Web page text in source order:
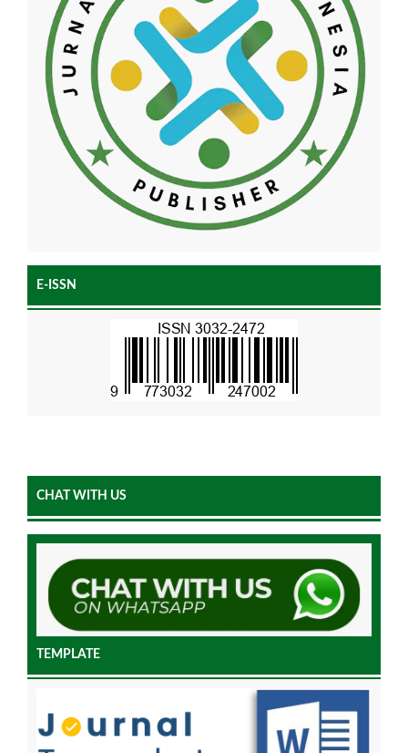
E-ISSN
CHAT WITH US
TEMPLATE